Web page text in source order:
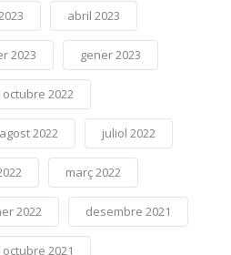
abril 2023
2023 gener 2023
octubre 2022
agost 2022 juliol 2022
març 2022
2022 desembre 2021
octubre 2021